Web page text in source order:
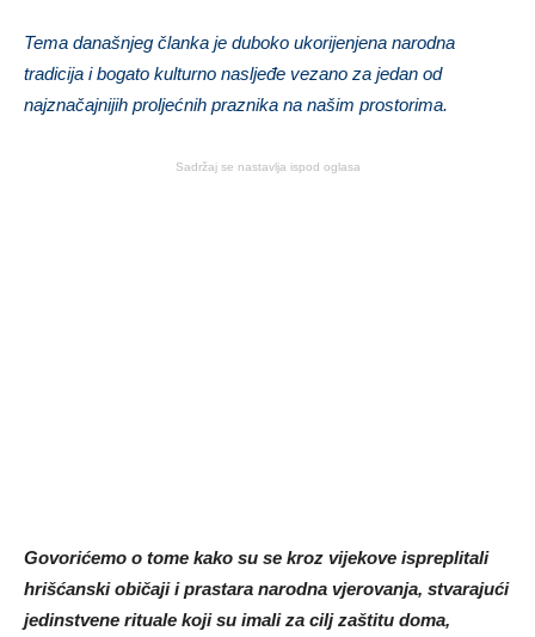
Tema današnjeg članka je duboko ukorijenjena narodna
tradicija i bogato kulturno nasljeđe vezano za jedan od
najznačajnijih proljećnih praznika na našim prostorima.
Sadržaj se nastavlja ispod oglasa
Govorićemo o tome kako su se kroz vijekove ispreplitali
hrišćanski običaji i prastara narodna vjerovanja, stvarajući
jedinstvene rituale koji su imali za cilj zaštitu doma,